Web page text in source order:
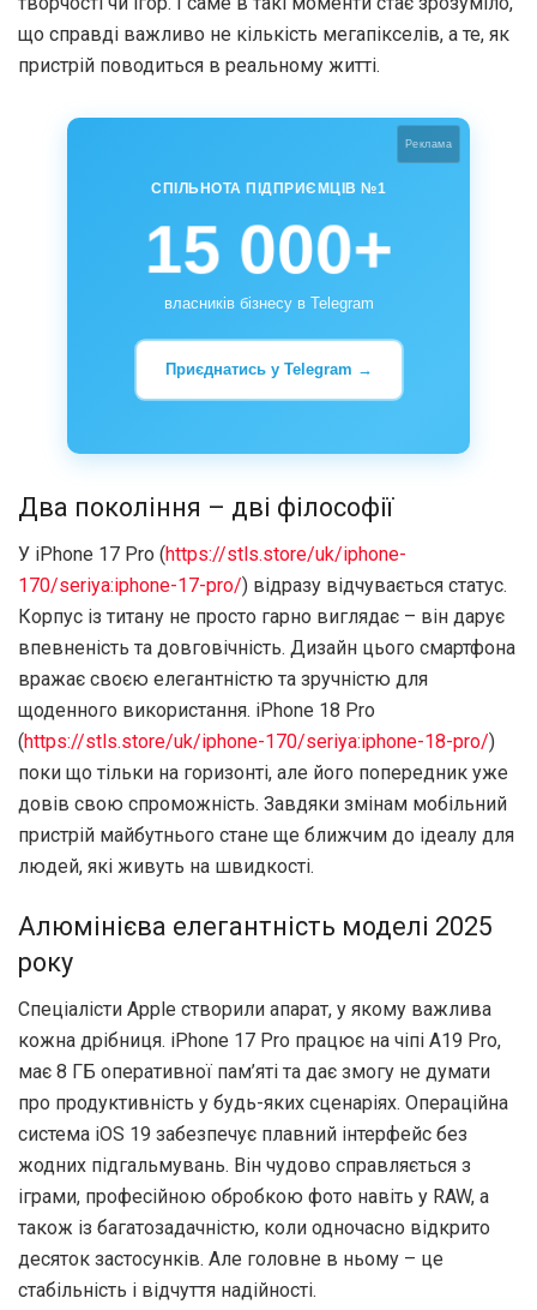
що справді важливо не кількість мегапікселів, а те, як
пристрій поводиться в реальному житті.
Реклама
СПІЛЬНОТА ПІДПРИЄМЦІВ №1
15 000+
власників бізнесу в Telegram
Приєднатись у Telegram →
Два покоління – дві філософії
У iPhone 17 Pro (https://stls.store/uk/iphone-
170/seriya:iphone-17-pro/) відразу відчувається статус.
Корпус із титану не просто гарно виглядає – він дарує
впевненість та довговічність. Дизайн цього смартфона
вражає своєю елегантністю та зручністю для
щоденного використання. iPhone 18 Pro
(https://stls.store/uk/iphone-170/seriya:iphone-18-pro/)
поки що тільки на горизонті, але його попередник уже
довів свою спроможність. Завдяки змінам мобільний
пристрій майбутнього стане ще ближчим до ідеалу для
людей, які живуть на швидкості.
Алюмінієва елегантність моделі 2025
року
Спеціалісти Apple створили апарат, у якому важлива
кожна дрібниця. iPhone 17 Pro працює на чіпі A19 Pro,
має 8 ГБ оперативної пам’яті та дає змогу не думати
про продуктивність у будь-яких сценаріях. Операційна
система iOS 19 забезпечує плавний інтерфейс без
жодних підгальмувань. Він чудово справляється з
іграми, професійною обробкою фото навіть у RAW, а
також із багатозадачністю, коли одночасно відкрито
десяток застосунків. Але головне в ньому – це
стабільність і відчуття надійності.